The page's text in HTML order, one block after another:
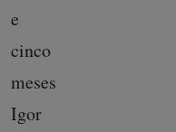
e
cinco
meses
Igor